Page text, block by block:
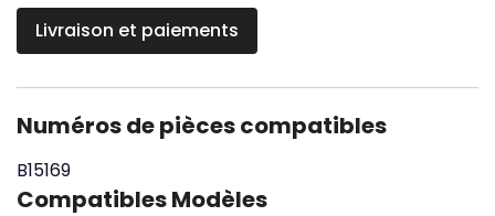
Livraison et paiements
Numéros de pièces compatibles
B15169
Compatibles Modèles